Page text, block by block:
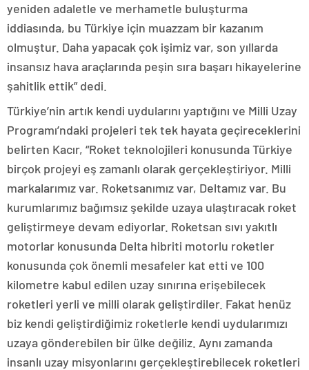
yeniden adaletle ve merhametle buluşturma
iddiasında, bu Türkiye için muazzam bir kazanım
olmuştur. Daha yapacak çok işimiz var, son yıllarda
insansız hava araçlarında peşin sıra başarı hikayelerine
şahitlik ettik” dedi.
Türkiye’nin artık kendi uydularını yaptığını ve Milli Uzay
Programı’ndaki projeleri tek tek hayata geçireceklerini
belirten Kacır, “Roket teknolojileri konusunda Türkiye
birçok projeyi eş zamanlı olarak gerçekleştiriyor. Milli
markalarımız var. Roketsanımız var, Deltamız var. Bu
kurumlarımız bağımsız şekilde uzaya ulaştıracak roket
geliştirmeye devam ediyorlar. Roketsan sıvı yakıtlı
motorlar konusunda Delta hibriti motorlu roketler
konusunda çok önemli mesafeler kat etti ve 100
kilometre kabul edilen uzay sınırına erişebilecek
roketleri yerli ve milli olarak geliştirdiler. Fakat henüz
biz kendi geliştirdiğimiz roketlerle kendi uydularımızı
uzaya gönderebilen bir ülke değiliz. Aynı zamanda
insanlı uzay misyonlarını gerçekleştirebilecek roketleri